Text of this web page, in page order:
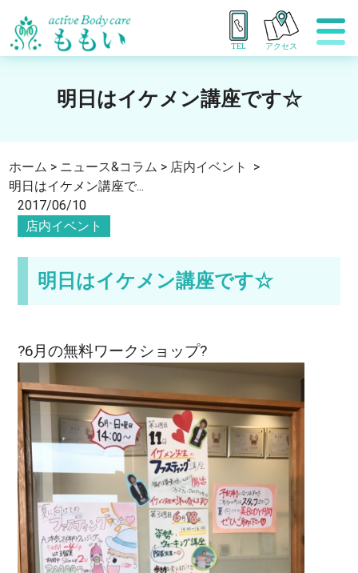
TEL アクセス
明日はイケメン講座です☆
ホーム > ニュース&コラム > 店内イベント
>
明日はイケメン講座で...
2017/06/10
店内イベント
明日はイケメン講座です☆
?6月の無料ワークショップ?